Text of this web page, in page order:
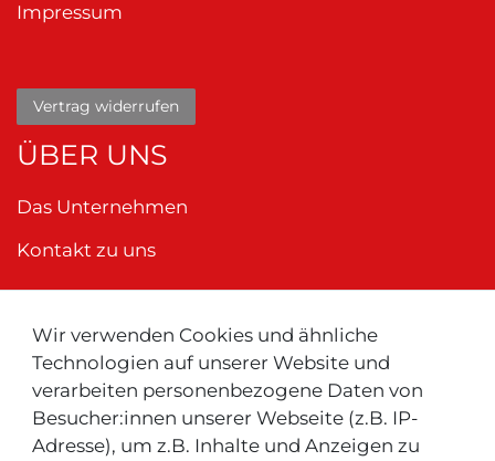
Wir verwenden Cookies und ähnliche
Technologien auf unserer Website und
verarbeiten personenbezogene Daten von
Besucher:innen unserer Webseite (z.B. IP-
Adresse), um z.B. Inhalte und Anzeigen zu
Impressum
Vertrag widerrufen
ÜBER UNS
Das Unternehmen
Kontakt zu uns
Neu ! Für Kunden aus der Schweiz: